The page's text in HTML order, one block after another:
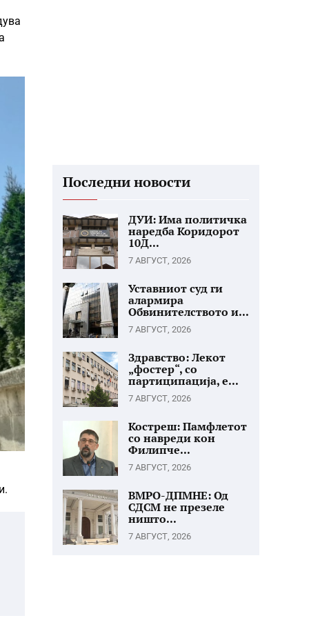
Последни новости
ДУИ: Има политичка
наредба Коридорот
10Д...
7 АВГУСТ, 2026
Уставниот суд ги
алармира
Обвинителството и...
7 АВГУСТ, 2026
Здравство: Лекот
„фостер“, со
партиципација, е...
7 АВГУСТ, 2026
Костреш: Памфлетот
со навреди кон
Филипче...
7 АВГУСТ, 2026
ВМРО-ДПМНЕ: Од
СДСМ не презеле
ништо...
7 АВГУСТ, 2026